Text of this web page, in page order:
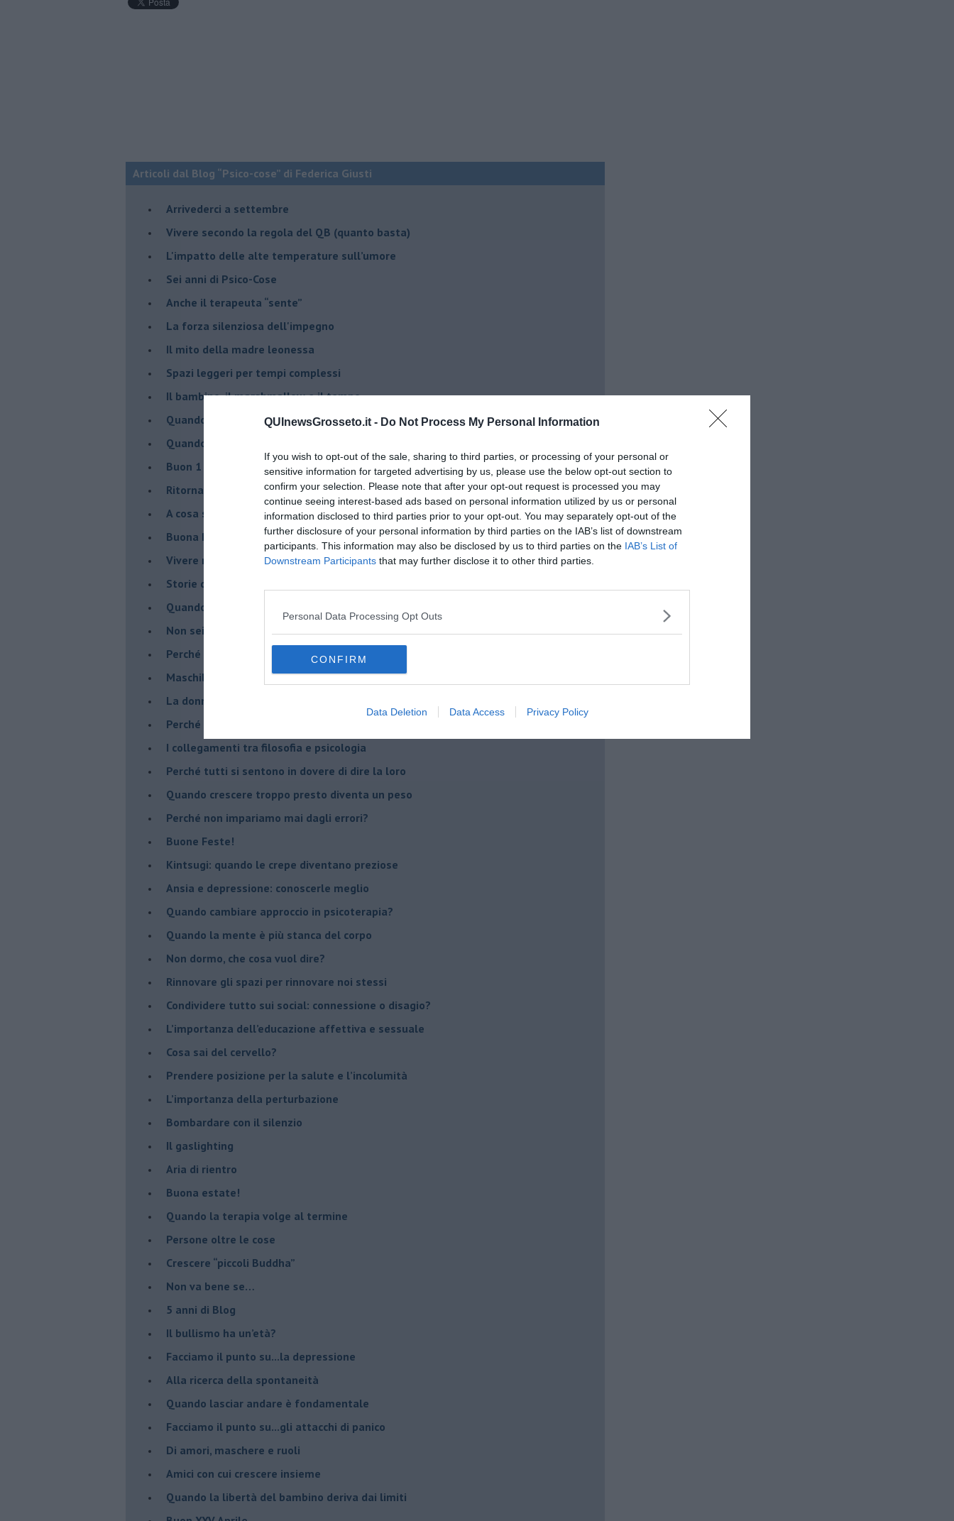
QUInewsGrosseto.it - Do Not Process My Personal Information
If you wish to opt-out of the sale, sharing to third parties, or processing of your personal or
sensitive information for targeted advertising by us, please use the below opt-out section to
confirm your selection. Please note that after your opt-out request is processed you may
continue seeing interest-based ads based on personal information utilized by us or personal
information disclosed to third parties prior to your opt-out. You may separately opt-out of the
further disclosure of your personal information by third parties on the IAB’s list of downstream
participants. This information may also be disclosed by us to third parties on the IAB’s List of
Downstream Participants that may further disclose it to other third parties.
Personal Data Processing Opt Outs
CONFIRM
Data Deletion Data Access Privacy Policy
Articoli dal Blog “Psico-cose” di Federica Giusti
​Arrivederci a settembre
​Vivere secondo la regola del QB (quanto basta)
​L'impatto delle alte temperature sull’umore
Sei anni di Psico-Cose
​Anche il terapeuta “sente”
​La forza silenziosa dell'impegno
​Il mito della madre leonessa
Spazi leggeri per tempi complessi
Il bambino, il marshmallow e il tempo
​Quando cambia il nome di una sindrome
​Quando il terapeuta torna a casa
​Buon 1 Maggio!
Ritornare indietro di vent’anni
​A cosa serve davvero la psicoterapia
​Buona Pasqua e … buona rinascita!
​Vivere nell’incertezza
​Storie di rinascita: i Take That
​Quando la rigidità del terapeuta è fondamentale
​Non sei indietro, stai seguendo il tuo tempo
​Perché abbiamo bisogno di Sanremo?
​Maschilismo inconsapevole
​La donna può scegliere di non essere madre!
​Perché abbiamo così bisogno di supereroi?
​I collegamenti tra filosofia e psicologia
​Perché tutti si sentono in dovere di dire la loro
​Quando crescere troppo presto diventa un peso
​Perché non impariamo mai dagli errori?
​Buone Feste!
​Kintsugi: quando le crepe diventano preziose
Ansia e depressione: conoscerle meglio
Quando cambiare approccio in psicoterapia?
​Quando la mente è più stanca del corpo
Non dormo, che cosa vuol dire?
​Rinnovare gli spazi per rinnovare noi stessi
​Condividere tutto sui social: connessione o disagio?
​L’importanza dell’educazione affettiva e sessuale
​Cosa sai del cervello?
Prendere posizione per la salute e l’incolumità
L’importanza della perturbazione
​Bombardare con il silenzio
Il gaslighting
Aria di rientro
Buona estate!
​Quando la terapia volge al termine
​Persone oltre le cose
​Crescere “piccoli Buddha”
Non va bene se…
​5 anni di Blog
​Il bullismo ha un’età?
Facciamo il punto su...la depressione
​Alla ricerca della spontaneità
​Quando lasciar andare è fondamentale
Facciamo il punto su...gli attacchi di panico
Di amori, maschere e ruoli
​Amici con cui crescere insieme
​Quando la libertà del bambino deriva dai limiti